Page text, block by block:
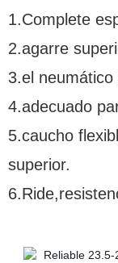
1.Complete
2.agarre
3.el
4.adecuado
5.caucho
superior.